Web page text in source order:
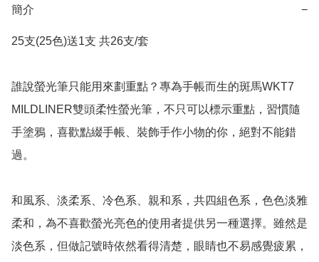
簡介 −
25支(25色)送1支 共26支/套
誰說螢光筆只能用來劃重點？專為手帳而生的斑馬WKT7
MILDLINER雙頭柔性螢光筆，不只可以標示重點，習慣隨
手塗鴉，喜歡點綴手帳、裝飾手作小物的你，絕對不能錯
過。
和風系、淡柔系、冷色系、親和系，共四組色系，色色淡雅
柔和，為不喜歡螢光亮色的使用者提供另一種選擇。雖然是
淡色系，但做記號時依然看得清楚，眼睛也不易感覺疲累，